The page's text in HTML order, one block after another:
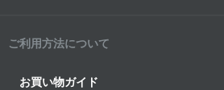
ご利用方法について
お買い物ガイド